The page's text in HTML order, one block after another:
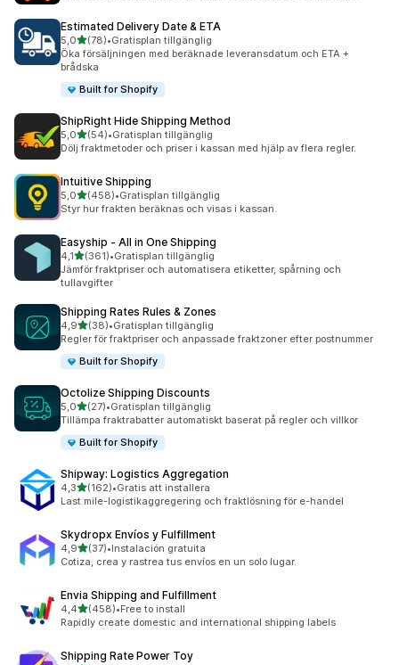
Estimated Delivery Date & ETA
5,0av 5 stjärnor
(78)
78 recensioner totalt
•Gratisplan tillgänglig
Öka försäljningen med beräknade leveransdatum och ETA +
brådska
Built for Shopify
ShipRight Hide Shipping Method
5,0av 5 stjärnor
(54)
54 recensioner totalt
•Gratisplan tillgänglig
Dölj fraktmetoder och priser i kassan med hjälp av flera regler.
Intuitive Shipping
5,0av 5 stjärnor
(458)
458 recensioner totalt
•Gratisplan tillgänglig
Styr hur frakten beräknas och visas i kassan.
Easyship ‑ All in One Shipping
4,1av 5 stjärnor
(361)
361 recensioner totalt
•Gratisplan tillgänglig
Jämför fraktpriser och automatisera etiketter, spårning och
tullavgifter
Shipping Rates Rules & Zones
4,9av 5 stjärnor
(38)
38 recensioner totalt
•Gratisplan tillgänglig
Regler för fraktpriser och anpassade fraktzoner efter postnummer
Built for Shopify
Octolize Shipping Discounts
5,0av 5 stjärnor
(27)
27 recensioner totalt
•Gratisplan tillgänglig
Tillämpa fraktrabatter automatiskt baserat på regler och villkor
Built for Shopify
Shipway: Logistics Aggregation
4,3av 5 stjärnor
(162)
162 recensioner totalt
•Gratis att installera
Last mile-logistikaggregering och fraktlösning för e-handel
Skydropx Envíos y Fulfillment
4,9av 5 stjärnor
(37)
37 recensioner totalt
•Instalación gratuita
Cotiza, crea y rastrea tus envíos en un solo lugar.
Envia Shipping and Fulfillment
4,4av 5 stjärnor
(458)
458 recensioner totalt
•Free to install
Rapidly create domestic and international shipping labels
Shipping Rate Power Toy